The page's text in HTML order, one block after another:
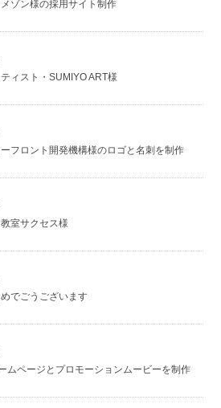
ゾン様の採用サイト制作
ィスト・SUMIYO ART様
フロント開発機構様のロゴと名刺を制作
室サクセス様
でごうございます
ムページとプロモーションムービーを制作